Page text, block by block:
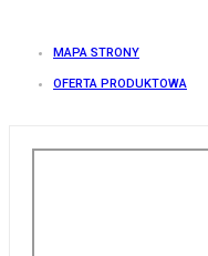
MAPA STRONY
OFERTA PRODUKTOWA